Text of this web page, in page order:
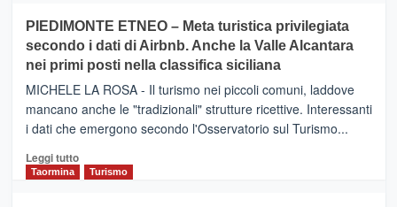
CATANIA
–
Inaugurato
il
nuovo
collegamento
tra
e
Zanzibar
PIEDIMONTE ETNEO – Meta turistica privilegiata
secondo i dati di Airbnb. Anche la Valle Alcantara
nei primi posti nella classifica siciliana
MICHELE LA ROSA - Il turismo nei piccoli comuni, laddove
mancano anche le "tradizionali" strutture ricettive. Interessanti
i dati che emergono secondo l'Osservatorio sul Turismo...
Leggi tuttoLeggi
Taormina Turismo